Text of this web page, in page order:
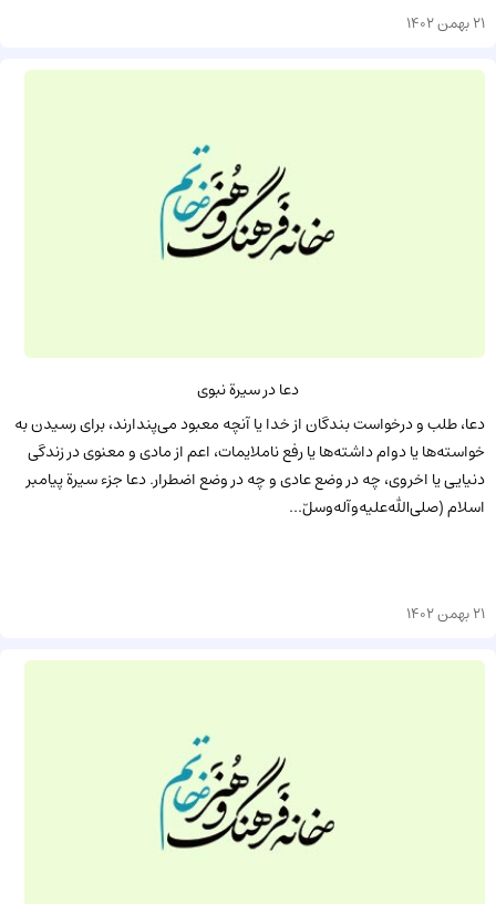
21 بهمن 1402
دعا در سیرة نبوی
دعا، طلب و درخواست بندگان از خدا یا آنچه معبود می‌پندارند، برای رسیدن به
خواسته‌ها یا دوام داشته‌ها یا رفع ناملایمات، اعم از مادی و معنوی در زندگی
دنیایی یا اخروی، چه در وضع عادی و چه در وضع اضطرار. دعا جزء سیرة پیامبر
اسلام (صلی‌الله‌علیه‌و‌آله‌وسلّ...
21 بهمن 1402